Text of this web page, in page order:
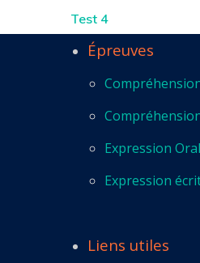
Épreuves
Expression Oral
Expression
Liens utiles